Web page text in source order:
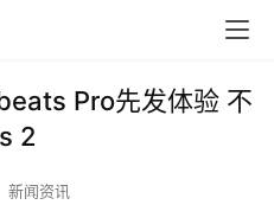
Pro先发体验 不
2
新闻资讯